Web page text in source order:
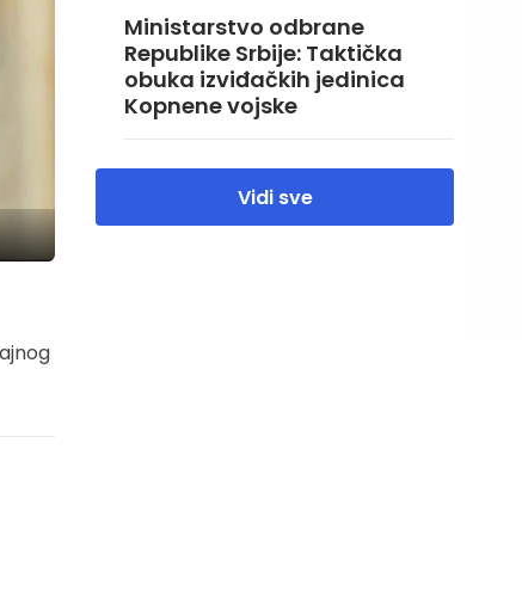
Ministarstvo odbrane
Republike Srbije: Taktička
obuka izviđačkih jedinica
Kopnene vojske
Vidi sve